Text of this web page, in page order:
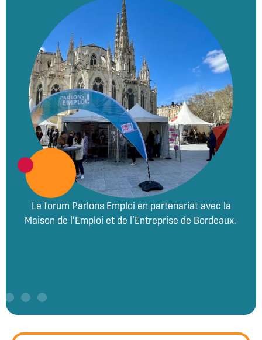
Le forum Parlons Emploi en partenariat avec la
Maison de l’Emploi et de l’Entreprise de Bordeaux.